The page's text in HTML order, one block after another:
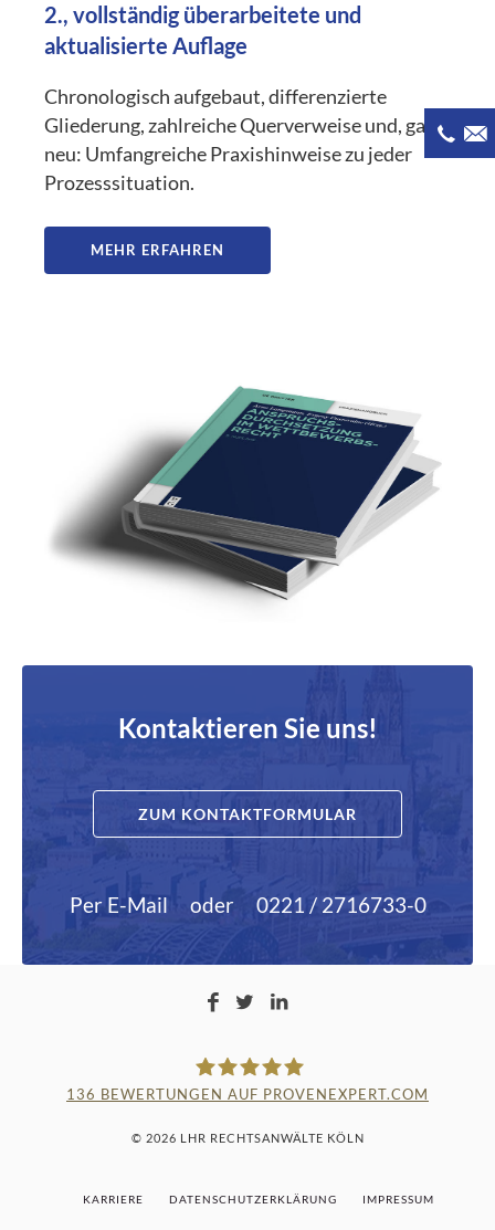
2., vollständig überarbeitete und
aktualisierte Auflage
Chronologisch aufgebaut, differenzierte
Gliederung, zahlreiche Querverweise und, ganz
neu: Umfangreiche Praxishinweise zu jeder
Prozesssituation.
MEHR ERFAHREN
Kontaktieren Sie uns!
ZUM KONTAKTFORMULAR
Per E-Mail oder 0221 / 2716733-0
LAMPMANN, HABERKAMM &
ROSENBAUM
136 BEWERTUNGEN AUF PROVENEXPERT.COM
© 2026 LHR RECHTSANWÄLTE KÖLN
KARRIERE DATENSCHUTZERKLÄRUNG IMPRESSUM